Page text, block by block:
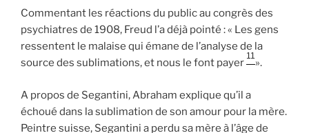
Commentant les réactions du public au congrès des
psychiatres de 1908, Freud l’a déjà pointé : « Les gens
ressentent le malaise qui émane de l’analyse de la
source des sublimations, et nous le font payer
11
».
A propos de Segantini, Abraham explique qu’il a
échoué dans la sublimation de son amour pour la mère.
Peintre suisse, Segantini a perdu sa mère à l’âge de